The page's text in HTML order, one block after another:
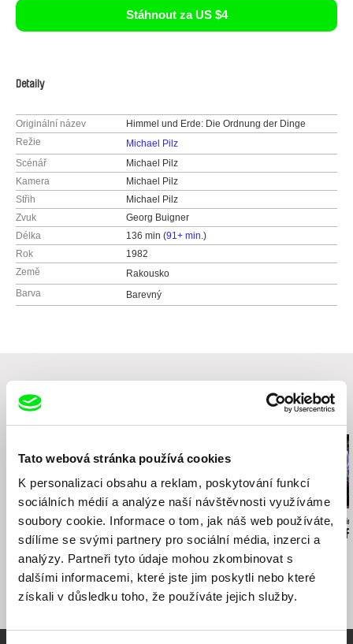
Tato webová stránka používá cookies
K personalizaci obsahu a reklam, poskytování funkcí
sociálních médií a analýze naší návštěvnosti využíváme
soubory cookie. Informace o tom, jak náš web používáte,
sdílíme se svými partnery pro sociální média, inzerci a
analýzy. Partneři tyto údaje mohou zkombinovat s
dalšími informacemi, které jste jim poskytli nebo které
získali v důsledku toho, že používáte jejich služby.
Stáhnout za US $4
Detaily
Originální název
Himmel und Erde: Die Ordnung der Dinge
Režie
Michael Pilz
Scénář
Michael Pilz
Kamera
Michael Pilz
Střih
Michael Pilz
Zvuk
Georg Buigner
Délka
136 min (91+ min.)
Rok
1982
Země
Rakousko
Barva
Barevný
Sergei Loznitsa
Dopis
Dušan Hanák
Obrazy starého světa
Ksenia
Come Back